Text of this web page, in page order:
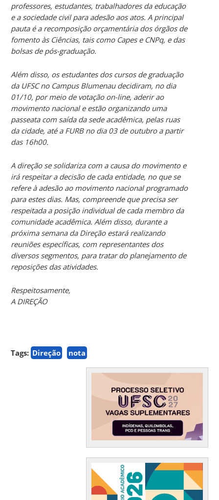
professores, estudantes, trabalhadores da educação
e a sociedade civil para adesão aos atos. A principal
pauta é a recomposição orçamentária dos órgãos de
fomento às Ciências, tais como Capes e CNPq, e das
bolsas de pós-graduação.
Além disso, os estudantes dos cursos de graduação
da UFSC no Campus Blumenau decidiram, no dia
01/10, por meio de votação on-line, aderir ao
movimento nacional e estão organizando uma
passeata com saída da sede acadêmica, pelas ruas
da cidade, até a FURB no dia 03 de outubro a partir
das 16h00.
A direção se solidariza com a causa do movimento e
irá respeitar a decisão de cada entidade, no que se
refere à adesão ao movimento nacional programado
para estes dias. Mas, compreende que precisa ser
respeitada a posição individual de cada membro da
comunidade acadêmica. Além disso, durante a
próxima semana da Direção estará realizando
reuniões específicas, com representantes dos
diversos segmentos, para tratar do planejamento de
reposições das atividades.
Respeitosamente,
A DIREÇÃO
Tags: Direção nota